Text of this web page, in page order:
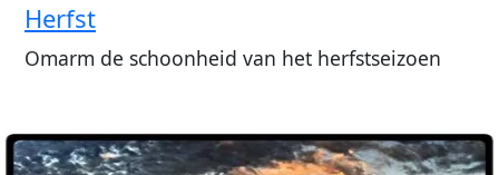
Herfst
Omarm de schoonheid van het herfstseizoen